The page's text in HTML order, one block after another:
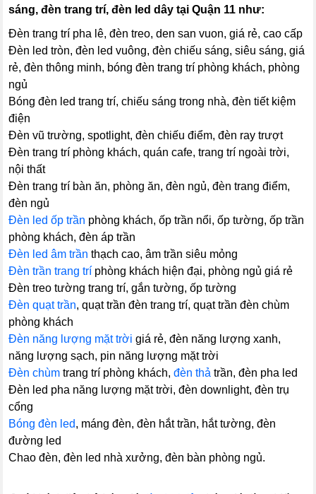
sáng, đèn trang trí, đèn led dây tại Quận 11 như:
Đèn trang trí pha lê, đèn treo, den san vuon, giá rẻ, cao cấp
Đèn led tròn, đèn led vuông, đèn chiếu sáng, siêu sáng, giá
rẻ, đèn thông minh, bóng đèn trang trí phòng khách, phòng
ngủ
Bóng đèn led trang trí, chiếu sáng trong nhà, đèn tiết kiệm
điện
Đèn vũ trường, spotlight, đèn chiếu điểm, đèn ray trượt
Đèn trang trí phòng khách, quán cafe, trang trí ngoài trời,
nội thất
Đèn trang trí bàn ăn, phòng ăn, đèn ngủ, đèn trang điểm,
đèn ngủ
Đèn led ốp trần phòng khách, ốp trần nổi, ốp tường, ốp trần
phòng khách, đèn áp trần
Đèn led âm trần thạch cao, âm trần siêu mỏng
Đèn trần trang trí phòng khách hiện đại, phòng ngủ giá rẻ
Đèn treo tường trang trí, gắn tường, ốp tường
Đèn quạt trần, quạt trần đèn trang trí, quạt trần đèn chùm
phòng khách
Đèn năng lượng mặt trời giá rẻ, đèn năng lượng xanh,
năng lượng sạch, pin năng lượng mặt trời
Đèn chùm trang trí phòng khách,đèn thả trần, đèn pha led
Đèn led pha năng lượng mặt trời, đèn downlight, đèn trụ
cổng
Bóng đèn led, máng đèn, đèn hắt trần, hắt tường, đèn
đường led
Chao đèn, đèn led nhà xưởng, đèn bàn phòng ngủ.